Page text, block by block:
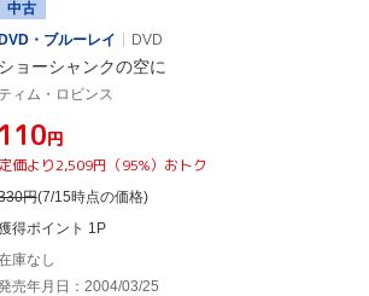
中古
・ブルーレイ
DVD
ショーシャンクの空に
ティム・ロビンス
¥110円
定価より2,509円（95%）おトク
円(7/15時点の価格)
得ポイント 1P
庫なし
売年月日：2004/03/25